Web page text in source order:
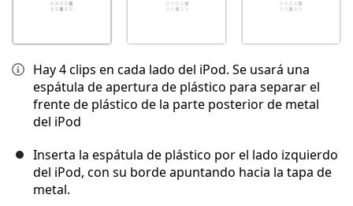
Hay 4 clips en cada lado del iPod. Se usará una
espátula de apertura de plástico para separar el
frente de plástico de la parte posterior de metal
del iPod
Inserta la espátula de plástico por el lado izquierdo
del iPod, con su borde apuntando hacia la tapa de
metal.